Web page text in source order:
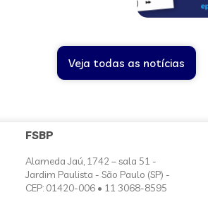
Veja todas as notícias
FSBP
Alameda Jaú, 1742 – sala 51 -
Jardim Paulista - São Paulo (SP) -
CEP: 01420-006 • 11 3068-8595